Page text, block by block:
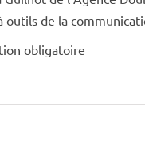
outils de la
obligatoire